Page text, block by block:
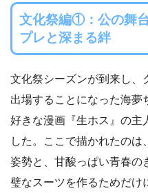
文化祭編①：公の舞
プレと深まる絆
文化祭シーズンが到来し、
出場することになった海夢
好きな漫画『生ホス』の主
した。ここで描かれたの
姿勢と、甘酸っぱい青春の
璧なスーツを作るためだけ